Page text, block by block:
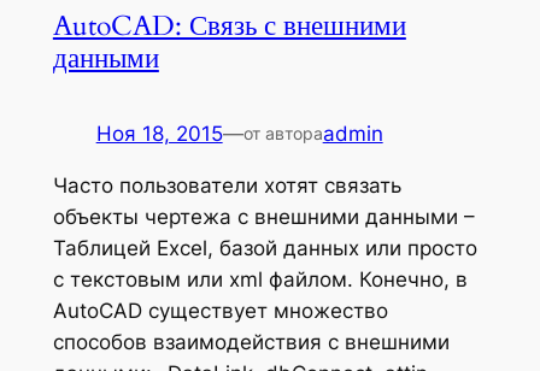
AutoCAD: Связь с внешними
данными
Ноя 18, 2015—от автораadmin
Часто пользователи хотят связать
объекты чертежа с внешними данными –
Таблицей Excel, базой данных или просто
с текстовым или xml файлом. Конечно, в
AutoCAD существует множество
способов взаимодействия с внешними